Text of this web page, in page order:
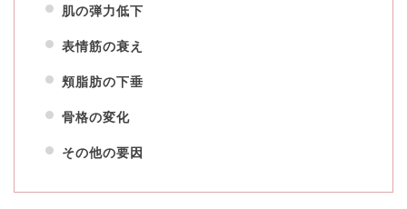
肌の弾力低下
表情筋の衰え
頬脂肪の下垂
骨格の変化
その他の要因